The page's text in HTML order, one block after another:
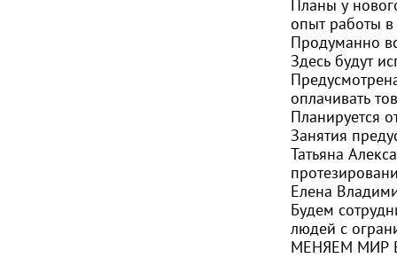
Планы у
опыт работы в
Продуманно
Здесь будут
оплачивать
Планируется
Занятия
Татьяна
Елена
Будем
людей с
МЕНЯЕМ МИР